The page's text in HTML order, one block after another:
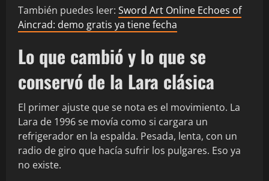
También puedes leer: Sword Art Online Echoes of
Aincrad: demo gratis ya tiene fecha
Lo que cambió y lo que se
conservó de la Lara clásica
El primer ajuste que se nota es el movimiento. La
Lara de 1996 se movía como si cargara un
refrigerador en la espalda. Pesada, lenta, con un
radio de giro que hacía sufrir los pulgares. Eso ya
no existe.